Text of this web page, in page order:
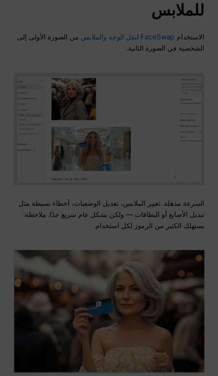
للملابس
الاستخدام FaceSwap لنقل الوجه والملابس
من الصورة الأولى إلى
الشخصية في الصورة الثانية.
السرعة مذهلة. تغيير الملابس، تعديل الوضعيات، أخطاء بسيطة مثل
تبديل الأصابع أو البطاقات — ولكن بشكل عام سريع جدًا. ملاحظة:
يستهلك الكثير من الرموز لكل استخدام.